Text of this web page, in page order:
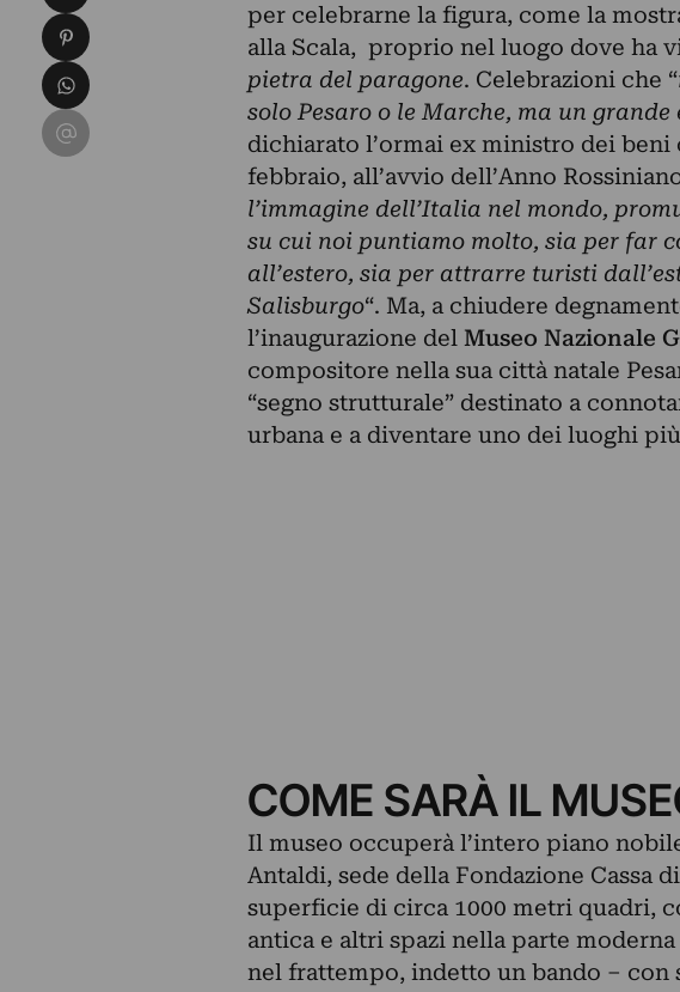
per celebrarne la figura, come la
alla Scala, proprio nel luogo dove ha
pietra del paragone. Celebrazioni che “
solo Pesaro o le Marche, ma un
dichiarato l’ormai ex ministro dei
febbraio, all’avvio dell’Anno
l’immagine dell’Italia nel mondo,
su cui noi puntiamo molto, sia per far
all’estero, sia per attrarre turisti
Salisburgo“. Ma, a chiudere
l’inaugurazione del Museo Nazionale
compositore nella sua città natale
“segno strutturale” destinato a
urbana e a diventare uno dei luoghi
COME SARÀ IL
Il museo occuperà l’intero piano
Antaldi, sede della Fondazione Cassa
superficie di circa 1000 metri quadri,
antica e altri spazi nella parte
nel frattempo, indetto un bando – con
Condividi su Pinterest
Condividi su WhatsApp
Condividi su Email